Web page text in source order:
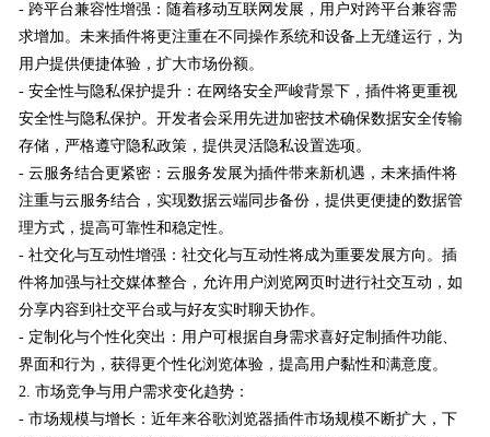
- 跨平台兼容性增强：随着移动互联网发展，用户对跨平台兼容需
求增加。未来插件将更注重在不同操作系统和设备上无缝运行，为
用户提供便捷体验，扩大市场份额。
- 安全性与隐私保护提升：在网络安全严峻背景下，插件将更重视
安全性与隐私保护。开发者会采用先进加密技术确保数据安全传输
存储，严格遵守隐私政策，提供灵活隐私设置选项。
- 云服务结合更紧密：云服务发展为插件带来新机遇，未来插件将
注重与云服务结合，实现数据云端同步备份，提供更便捷的数据管
理方式，提高可靠性和稳定性。
- 社交化与互动性增强：社交化与互动性将成为重要发展方向。插
件将加强与社交媒体整合，允许用户浏览网页时进行社交互动，如
分享内容到社交平台或与好友实时聊天协作。
- 定制化与个性化突出：用户可根据自身需求喜好定制插件功能、
界面和行为，获得更个性化浏览体验，提高用户黏性和满意度。
2. 市场竞争与用户需求变化趋势：
- 市场规模与增长：近年来谷歌浏览器插件市场规模不断扩大，下